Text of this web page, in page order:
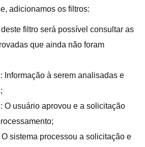
adicionamos os filtros:
filtro será possível consultar as
que ainda não foram
Informação à serem analisadas e
O usuário aprovou e a solicitação
sistema processou a solicitação e